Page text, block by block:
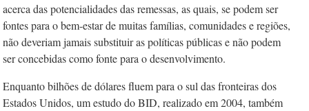
acerca das potencialidades das remessas, as quais, se podem ser
fontes para o bem-estar de muitas famílias, comunidades e regiões,
não deveriam jamais substituir as políticas públicas e não podem
ser concebidas como fonte para o desenvolvimento.
Enquanto bilhões de dólares fluem para o sul das fronteiras dos
Estados Unidos, um estudo do BID, realizado em 2004, também